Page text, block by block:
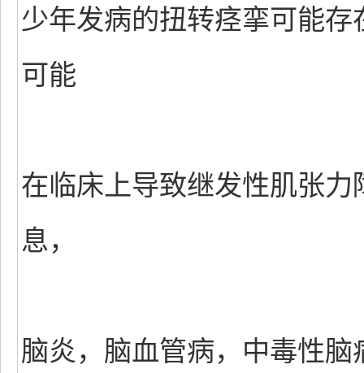
少年发病的扭转痉挛可能
可能
在临床上导致继发性肌张
息，
脑炎，脑血管病，中毒性